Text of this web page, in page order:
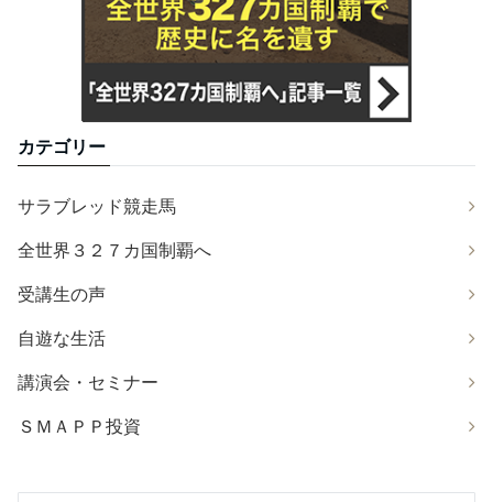
カテゴリー
サラブレッド競走馬
全世界３２７カ国制覇へ
受講生の声
自遊な生活
講演会・セミナー
ＳＭＡＰＰ投資